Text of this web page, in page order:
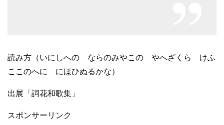
読み方（いにしへの ならのみやこの やへざくら けふ
ここのへに にほひぬるかな）
出展「詞花和歌集」
スポンサーリンク